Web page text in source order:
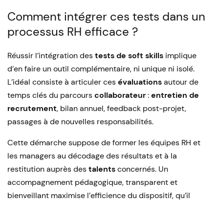
Comment intégrer ces tests dans un
processus RH efficace ?
Réussir l’intégration destests de soft skills implique
d’en faire un outil complémentaire, ni unique ni isolé.
L’idéal consiste à articuler cesévaluationsautour de
temps clés du parcourscollaborateur:entretien de
recrutement, bilan annuel, feedback post-projet,
passages à de nouvelles responsabilités.
Cette démarche suppose de former les équipes RH et
les managers au décodage des résultats et à la
restitution auprès destalentsconcernés. Un
accompagnement pédagogique, transparent et
bienveillant maximise l’efficience du dispositif, qu’il